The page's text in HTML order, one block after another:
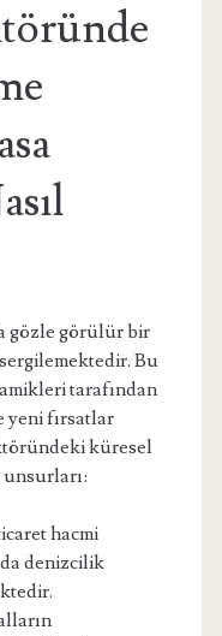
gözle görülür bir
Bu
tarafından
fırsatlar
küresel
hacmi
denizcilik